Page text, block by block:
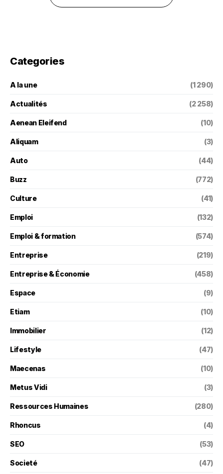
Categories
A la une (1 290)
Actualités (2 258)
Aenean Eleifend (10)
Aliquam (3)
Auto (44)
Buzz (772)
Culture (41)
Emploi (132)
Emploi & formation (574)
Entreprise (219)
Entreprise & Économie (458)
Espace (9)
Etiam (10)
Immobilier (12)
Lifestyle (47)
Maecenas (10)
Metus Vidi (3)
Ressources Humaines (280)
Rhoncus (4)
SEO (53)
Societé (47)